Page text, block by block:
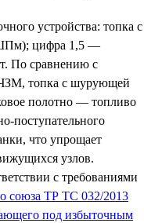
устройства: топка с
цифра 1,5 —
По сравнению с
топка с шурующей
полотно — топливо
поступательного
что упрощает
узлов.
с требованиями
союза ТР ТС 032/2013
под избыточным